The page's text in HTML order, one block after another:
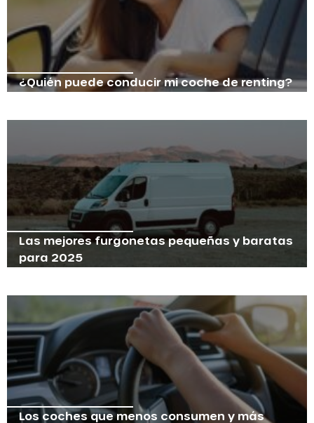
¿Quién puede conducir mi coche de renting?
Las mejores furgonetas pequeñas y baratas
para 2025
Los coches que menos consumen y más